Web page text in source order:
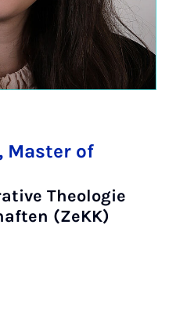
Master of
Theologie
(ZeKK)